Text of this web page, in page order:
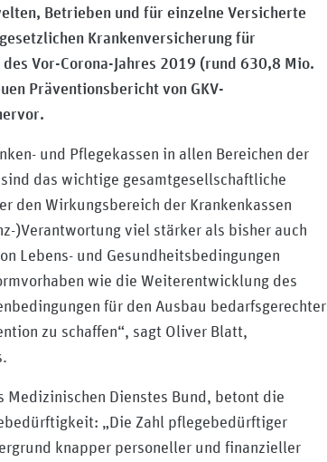
Betrieben und für einzelne Versicherte
Krankenversicherung für
Vor-Corona-Jahres 2019 (rund 630,8 Mio.
Präventionsbericht von GKV-
und Pflegekassen in allen Bereichen der
das wichtige gesamtgesellschaftliche
den Wirkungsbereich der Krankenkassen
)Verantwortung viel stärker als bisher auch
Lebens- und Gesundheitsbedingungen
wie die Weiterentwicklung des
für den Ausbau bedarfsgerechter
zu schaffen“, sagt Oliver Blatt,
Medizinischen Dienstes Bund, betont die
„Die Zahl pflegebedürftiger
knapper personeller und finanzieller